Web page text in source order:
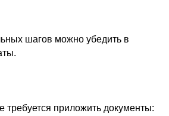
шагов можно убедить в
приложить документы: